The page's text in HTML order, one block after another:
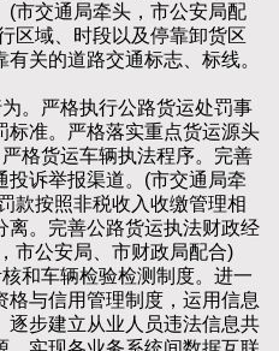
(市交通局牵头，市公安局配
区域、时段以及停靠卸货区
关的道路交通标志、标线。
严格执行公路货运处罚事
标准。严格落实重点货运源头
格货运车辆执法程序。完善
投诉举报渠道。(市交通局牵
款按照非税收入收缴管理相
离。完善公路货运执法财政经
市公安局、市财政局配合)
车辆检验检测制度。进一
与信用管理制度，运用信息
逐步建立从业人员违法信息共